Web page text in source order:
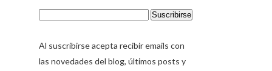
Al suscribirse acepta recibir emails con
las novedades del blog, últimos posts y